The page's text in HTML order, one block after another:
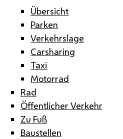
Übersicht
Parken
Verkehrslage
Carsharing
Taxi
Motorrad
Rad
Öffentlicher Verkehr
Zu Fuß
Baustellen